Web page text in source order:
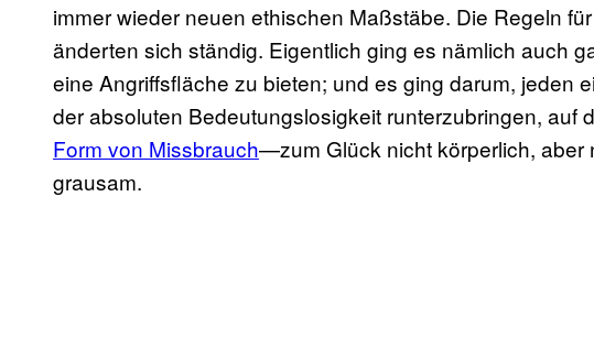
immer wieder neuen ethischen Maßstäbe. Die Regeln
änderten sich ständig. Eigentlich ging es nämlich auch
eine Angriffsfläche zu bieten; und es ging darum, jeden
der absoluten Bedeutungslosigkeit runterzubringen, auf
Form von Missbrauch—zum Glück nicht körperlich, aber
grausam.